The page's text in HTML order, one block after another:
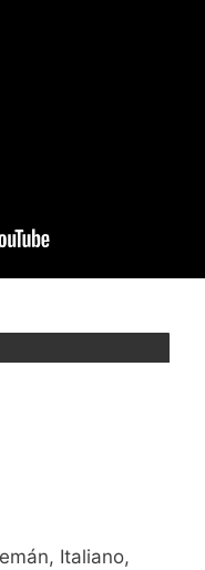
Italiano,